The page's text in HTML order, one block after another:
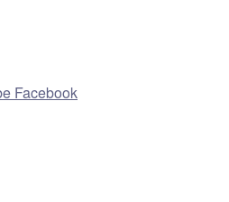
Facebook